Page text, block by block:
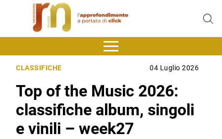
CLASSIFICHE 04 Luglio 2026
Top of the Music 2026:
classifiche album, singoli
e vinili – week27